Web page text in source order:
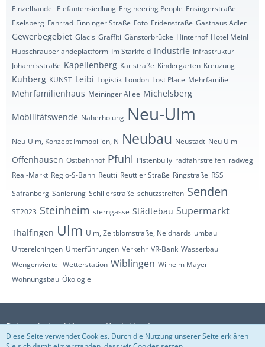
Einzelhandel Elefantensiedlung Engineering People Ensingerstraße
Eselsberg Fahrrad Finninger Straße Foto Fridenstraße Gasthaus Adler
Gewerbegebiet Glacis Graffiti Gänstorbrücke Hinterhof Hotel Meinl
Hubschrauberlandeplattform Im Starkfeld Industrie Infrastruktur
Johannisstraße Kapellenberg Karlstraße Kindergarten Kreuzung
Kuhberg KUNST Leibi Logistik London Lost Place Mehrfamilie
Mehrfamilienhaus Meininger Allee Michelsberg
Mobilitätswende Naherholung Neu-Ulm
Neu-Ulm, Konzept Immobilien, N Neubau Neustadt Neu Ulm
Offenhausen Ostbahnhof Pfuhl Pistenbully radfahrstreifen radweg
Real-Markt Regio-S-Bahn Reutti Reuttier Straße Ringstraße RSS
Safranberg Sanierung Schillerstraße schutzstreifen Senden
ST2023 Steinheim sterngasse Städtebau Supermarkt
Thalfingen Ulm Ulm, Zeitblomstraße, Neidhards umbau
Unterelchingen Unterführungen Verkehr VR-Bank Wasserbau
Wengenviertel Wetterstation Wiblingen Wilhelm Mayer
Wohnungsbau Ökologie
Datenschutzerklärung Kontakt Impressum
Diese Seite verwendet Cookies. Durch die Nutzung unserer Seite erklären